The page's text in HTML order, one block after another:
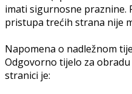
imati sigurnosne praznine.
pristupa trećih strana nije
Napomena o nadležnom
Odgovorno tijelo za
stranici je: